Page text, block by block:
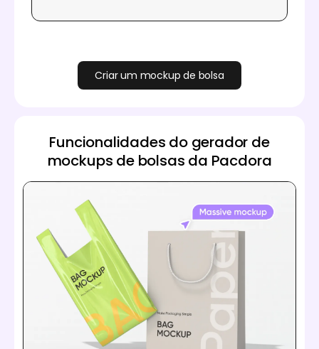
Criar um mockup de bolsa
Funcionalidades do gerador de
mockups de bolsas da Pacdora